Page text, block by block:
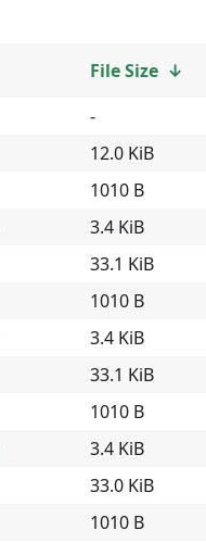
File Size ↓
-
12.0 KiB
1010 B
3.4 KiB
33.1 KiB
1010 B
3.4 KiB
33.1 KiB
1010 B
3.4 KiB
33.0 KiB
1010 B